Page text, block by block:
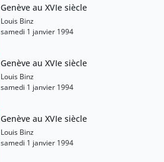
Genève au XVIe siècle
Louis Binz
samedi 1 janvier 1994
Genève au XVIe siècle
Louis Binz
samedi 1 janvier 1994
Genève au XVIe siècle
Louis Binz
samedi 1 janvier 1994